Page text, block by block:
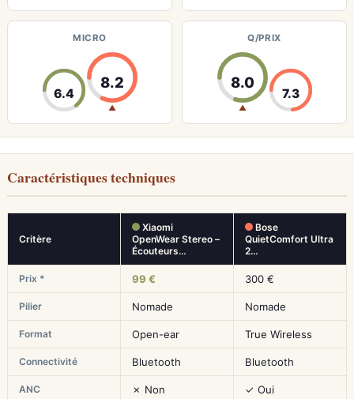
MICRO
6.4
8.2
▲
Q/PRIX
8.0
▲
7.3
Caractéristiques techniques
Critère
Xiaomi
OpenWear Stereo –
Écouteurs…
Bose
QuietComfort Ultra
2…
Prix * 99 € 300 €
Pilier Nomade Nomade
Format Open-ear True Wireless
Connectivité Bluetooth Bluetooth
ANC ✗ Non ✓ Oui